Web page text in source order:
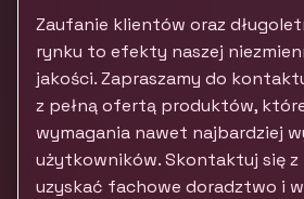
Zaufanie klientów oraz
rynku to efekty naszej
jakości. Zapraszamy do
z pełną ofertą produktów,
wymagania nawet najbardziej
użytkowników. Skontaktuj się z
uzyskać fachowe doradztwo i